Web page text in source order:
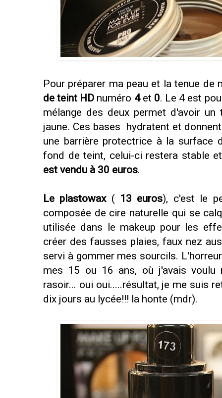
Pour préparer ma peau et la tenue
de teint HD numéro 4et 0. Le 4 est
mélange des deux permet d'avoir
jaune. Ces bases hydratent et
une barrière protectrice à la surface
fond de teint, celui-ci restera stable
est vendu à 30 euros.
Le plastowax ( 13 euros), c'est le
composée de cire naturelle qui se
utilisée dans le makeup pour les
créer des fausses plaies, faux nez
servi à gommer mes sourcils.
mes 15 ou 16 ans, où j'avais voulu
rasoir... oui oui.....résultat, je me suis
dix jours au lycée!!! la honte (mdr).